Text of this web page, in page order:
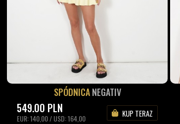
SPÓDNICANEGATIV
549.00 PLN
EUR: 140,00 / USD: 164,00 KUP TERAZ